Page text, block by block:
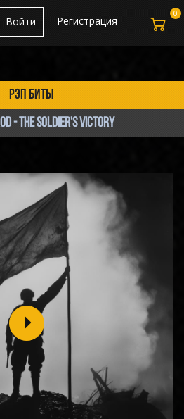
Регистрация
Войти
рэп биты
- The soldier's victory
0